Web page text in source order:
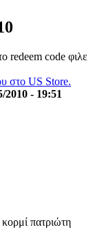
redeem code φιλε
στο US Store.
2010 - 19:51
πατριώτη